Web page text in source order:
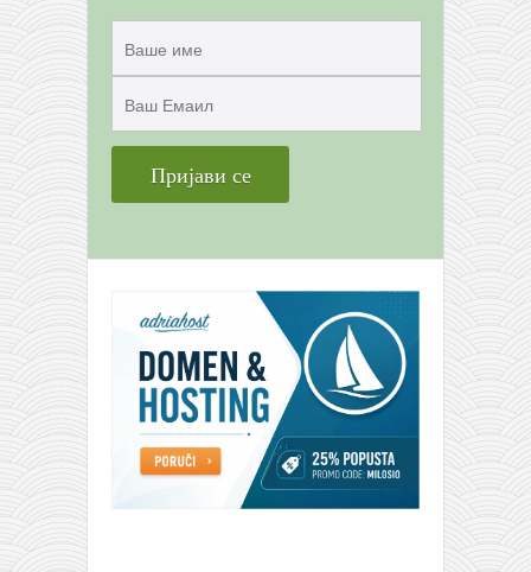
бесплатна е-књига
моја прича
моја прича
контакт